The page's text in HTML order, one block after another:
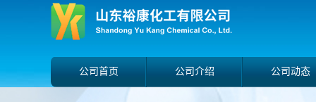
公司首页 公司介绍 公司动态